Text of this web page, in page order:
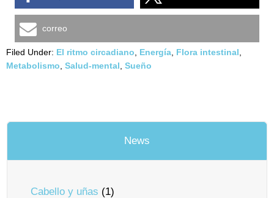
correo
Filed Under: El ritmo circadiano Energía Flora intestinal
Metabolismo Salud-mental Sueño
News
Cabello y uñas (1)